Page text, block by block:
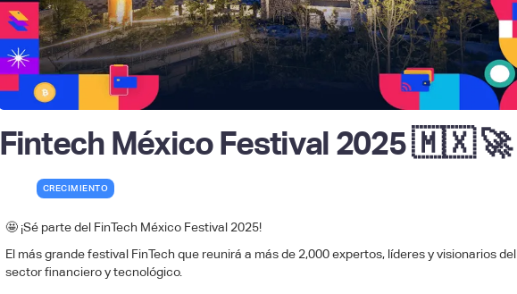
Fintech México Festival 2025 🇲🇽 🚀
CRECIMIENTO
🤩 ¡Sé parte del FinTech México Festival 2025!
El más grande festival FinTech que reunirá a más de 2,000 expertos, líderes y visionarios del
sector financiero y tecnológico.